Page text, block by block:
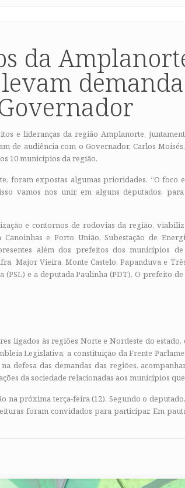
da
e lideranças da região Amplanorte,
de audiência com o Governador, Carlos
10 municípios da região.
foram expostas algumas prioridades. “O foco
vamos nos unir, em alguns deputados,
e contornos de rodovias da região,
e Porto União, Subestação de
além dos prefeitos dos municípios
Major Vieira, Monte Castelo, Papanduva e
e a deputada Paulinha (PDT). O prefeito
ligados às regiões Norte e Nordeste do estado,
Legislativa, a constituição da Frente
defesa das demandas das regiões,
da sociedade relacionadas aos municípios
na próxima terça-feira (12). Segundo o
foram convidados para participar. Em